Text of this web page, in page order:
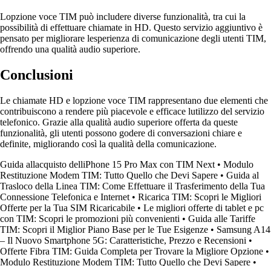
Lopzione voce TIM può includere diverse funzionalità, tra cui la
possibilità di effettuare chiamate in HD. Questo servizio aggiuntivo è
pensato per migliorare lesperienza di comunicazione degli utenti TIM,
offrendo una qualità audio superiore.
Conclusioni
Le chiamate HD e lopzione voce TIM rappresentano due elementi che
contribuiscono a rendere più piacevole e efficace lutilizzo del servizio
telefonico. Grazie alla qualità audio superiore offerta da queste
funzionalità, gli utenti possono godere di conversazioni chiare e
definite, migliorando così la qualità della comunicazione.
Guida allacquisto delliPhone 15 Pro Max con TIM Next • Modulo
Restituzione Modem TIM: Tutto Quello che Devi Sapere • Guida al
Trasloco della Linea TIM: Come Effettuare il Trasferimento della Tua
Connessione Telefonica e Internet • Ricarica TIM: Scopri le Migliori
Offerte per la Tua SIM Ricaricabile • Le migliori offerte di tablet e pc
con TIM: Scopri le promozioni più convenienti • Guida alle Tariffe
TIM: Scopri il Miglior Piano Base per le Tue Esigenze • Samsung A14
– Il Nuovo Smartphone 5G: Caratteristiche, Prezzo e Recensioni •
Offerte Fibra TIM: Guida Completa per Trovare la Migliore Opzione •
Modulo Restituzione Modem TIM: Tutto Quello che Devi Sapere •